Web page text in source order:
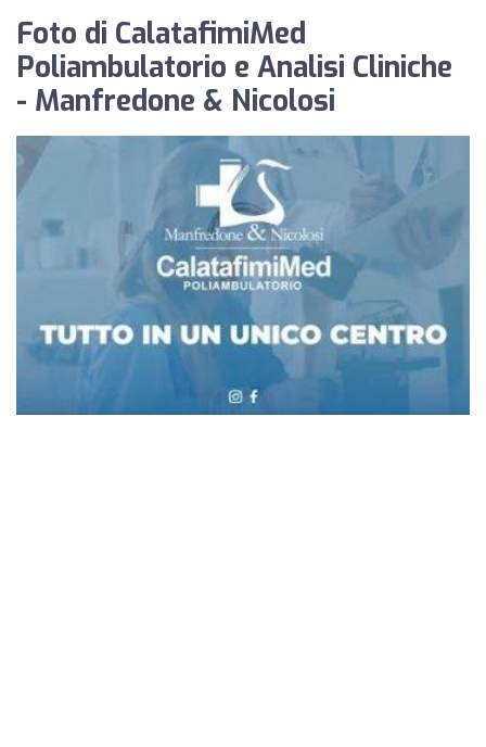
Foto di CalatafimiMed
Poliambulatorio e Analisi Cliniche
- Manfredone & Nicolosi